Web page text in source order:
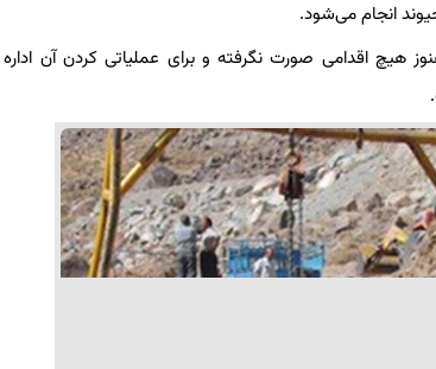
انجام می‌شود.
اقدامی صورت نگرفته و برای عملیاتی کردن آن اداره